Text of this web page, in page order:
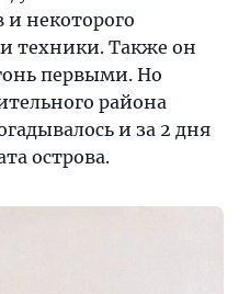
и некоторого
техники. Также он
первыми. Но
района
и за 2 дня
острова.